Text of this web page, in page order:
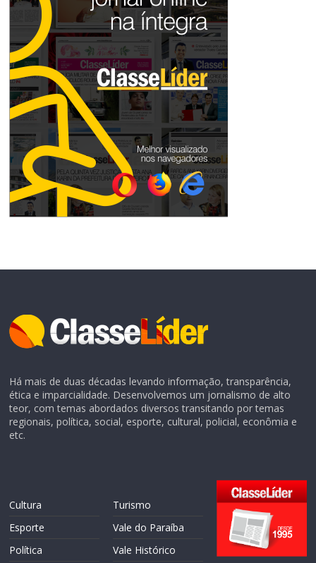
Há mais de duas décadas levando informação, transparência,
ética e imparcialidade. Desenvolvemos um jornalismo de alto
teor, com temas abordados diversos transitando por temas
regionais, política, social, esporte, cultural, policial, econômia e
etc.
Cultura
Esporte
Política
Turismo
Vale do Paraíba
Vale Histórico